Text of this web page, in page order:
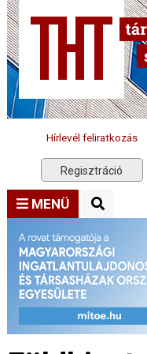
Hírlevél feliratkozás
Regisztráció
MENÜ